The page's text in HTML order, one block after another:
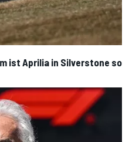
ist Aprilia in Silverstone so